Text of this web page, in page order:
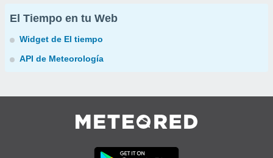
El Tiempo en tu Web
Widget de El tiempo
API de Meteorología